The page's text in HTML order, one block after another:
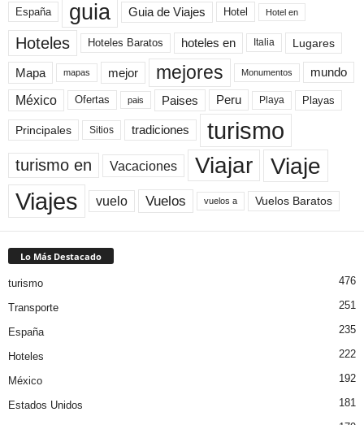
España guia Guia de Viajes Hotel Hotel en
Hoteles Hoteles Baratos hoteles en Italia Lugares
Mapa mapas mejor mejores Monumentos mundo
México Ofertas pais Paises Peru Playa Playas
Principales Sitios tradiciones turismo
turismo en Vacaciones Viajar Viaje
Viajes vuelo Vuelos vuelos a Vuelos Baratos
Lo Más Destacado
turismo 476
Transporte 251
España 235
Hoteles 222
México 192
Estados Unidos 181